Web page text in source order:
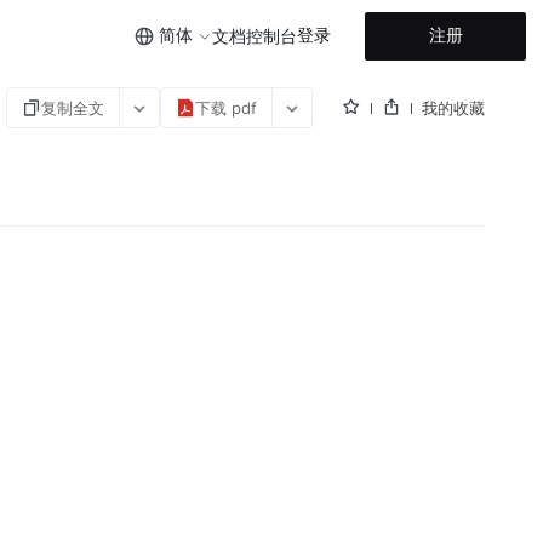
简体 文档控制台登录 注册
复制全文 下载 pdf 我的收藏